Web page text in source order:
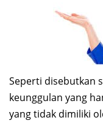
Seperti disebutkan
keunggulan yang
yang tidak dimiliki